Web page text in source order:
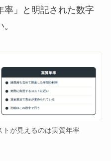
率」と明記された数字
トが見えるのは実質年率